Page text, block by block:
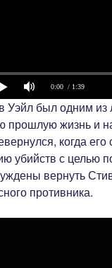
0:00 / 1:39
Уэйл был одним из
прошлую жизнь и
когда
убийств с целью
вернуть
противника.